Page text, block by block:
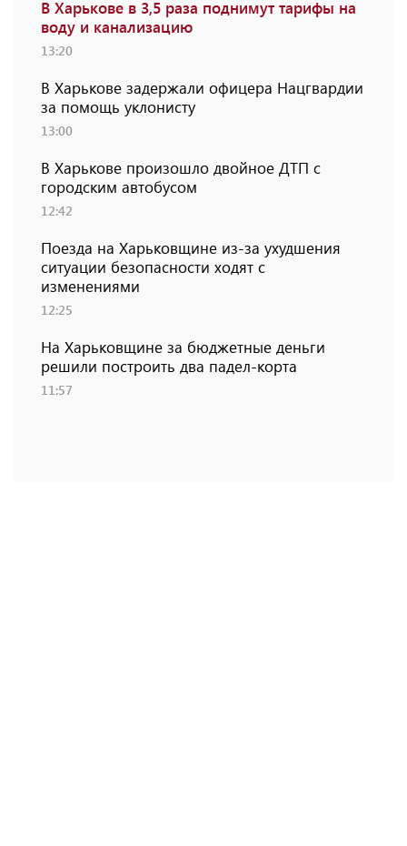
В Харькове в 3,5 раза поднимут тарифы на
воду и канализацию
13:20
В Харькове задержали офицера Нацгвардии
за помощь уклонисту
13:00
В Харькове произошло двойное ДТП с
городским автобусом
12:42
Поезда на Харьковщине из-за ухудшения
ситуации безопасности ходят с
изменениями
12:25
На Харьковщине за бюджетные деньги
решили построить два падел-корта
11:57